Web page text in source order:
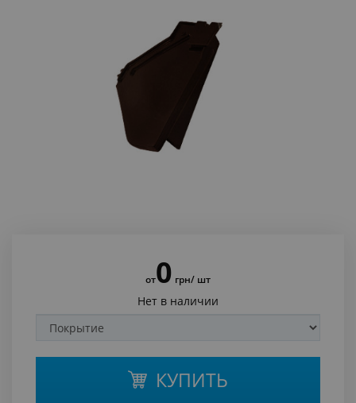
от0 грн/ шт
Нет в наличии
КУПИТЬ